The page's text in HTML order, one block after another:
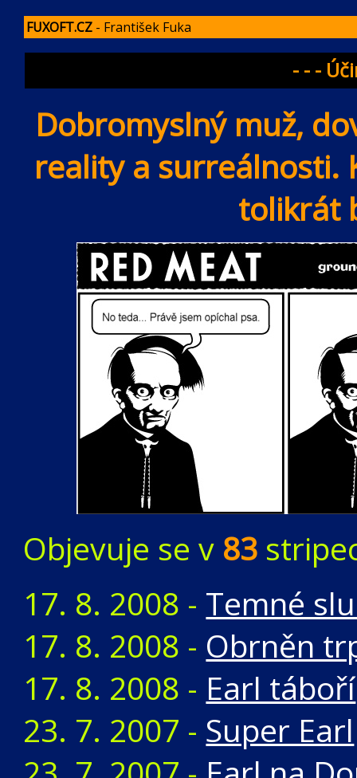
FUXOFT.CZ- František Fuka
- - -
Dobromyslný muž,
reality a surreálnosti.
tolikrát
Objevuje se v 83
17. 8. 2008 - Temné
17. 8. 2008 - Obrněn
17. 8. 2008 - Earl táboří
23. 7. 2007 - Super Earl